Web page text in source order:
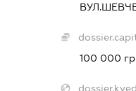
100 000